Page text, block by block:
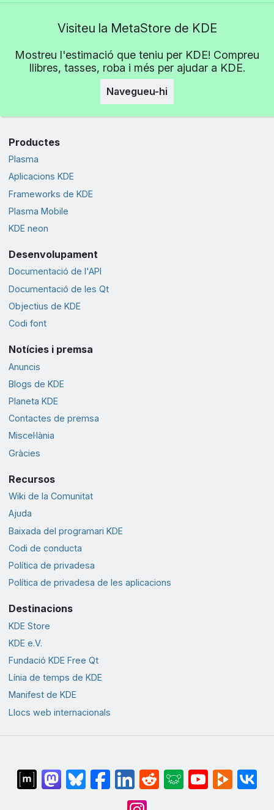
Visiteu la MetaStore de KDE
Mostreu l'estimació que teniu per KDE! Compreu
llibres, tasses, roba i més per ajudar a KDE.
Navegueu-hi
Productes
Plasma
Aplicacions KDE
Frameworks de KDE
Plasma Mobile
KDE neon
Desenvolupament
Documentació de l'API
Documentació de les Qt
Objectius de KDE
Codi font
Notícies i premsa
Anuncis
Blogs de KDE
Planeta KDE
Contactes de premsa
Miscel·lània
Gràcies
Recursos
Wiki de la Comunitat
Ajuda
Baixada del programari KDE
Codi de conducta
Política de privadesa
Política de privadesa de les aplicacions
Destinacions
KDE Store
KDE e.V.
Fundació KDE Free Qt
Línia de temps de KDE
Manifest de KDE
Llocs web internacionals